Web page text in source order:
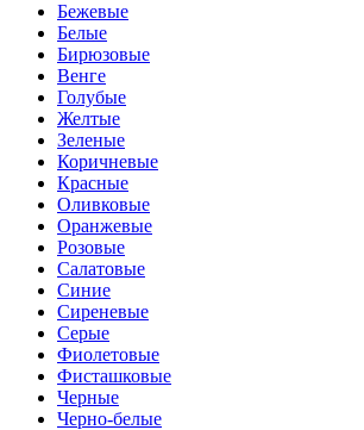
Бежевые
Белые
Бирюзовые
Венге
Голубые
Желтые
Зеленые
Коричневые
Красные
Оливковые
Оранжевые
Розовые
Салатовые
Синие
Сиреневые
Серые
Фиолетовые
Фисташковые
Черные
Черно-белые